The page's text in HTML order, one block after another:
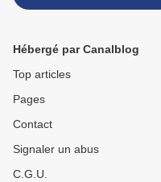
courgettes à la vinaigrette
Hébergé par Canalblog
Top articles
Pages
Contact
Signaler un abus
C.G.U.